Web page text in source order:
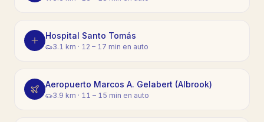
Hospital Santo Tomás
3.1 km · 12 – 17 min en auto
Aeropuerto Marcos A. Gelabert (Albrook)
3.9 km · 11 – 15 min en auto